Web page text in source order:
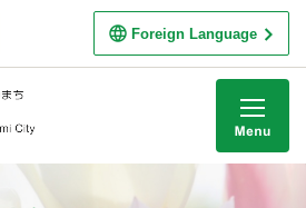
Foreign Language